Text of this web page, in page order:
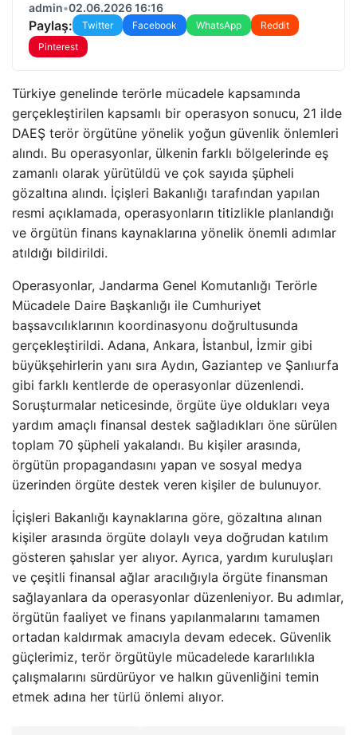
admin•02.06.2026 16:16
Paylaş: Twitter Facebook WhatsApp
Reddit
Pinterest
Türkiye genelinde terörle mücadele kapsamında
gerçekleştirilen kapsamlı bir operasyon sonucu, 21 ilde
DAEŞ terör örgütüne yönelik yoğun güvenlik önlemleri
alındı. Bu operasyonlar, ülkenin farklı bölgelerinde eş
zamanlı olarak yürütüldü ve çok sayıda şüpheli
gözaltına alındı. İçişleri Bakanlığı tarafından yapılan
resmi açıklamada, operasyonların titizlikle planlandığı
ve örgütün finans kaynaklarına yönelik önemli adımlar
atıldığı bildirildi.
Operasyonlar, Jandarma Genel Komutanlığı Terörle
Mücadele Daire Başkanlığı ile Cumhuriyet
başsavcılıklarının koordinasyonu doğrultusunda
gerçekleştirildi. Adana, Ankara, İstanbul, İzmir gibi
büyükşehirlerin yanı sıra Aydın, Gaziantep ve Şanlıurfa
gibi farklı kentlerde de operasyonlar düzenlendi.
Soruşturmalar neticesinde, örgüte üye oldukları veya
yardım amaçlı finansal destek sağladıkları öne sürülen
toplam 70 şüpheli yakalandı. Bu kişiler arasında,
örgütün propagandasını yapan ve sosyal medya
üzerinden örgüte destek veren kişiler de bulunuyor.
İçişleri Bakanlığı kaynaklarına göre, gözaltına alınan
kişiler arasında örgüte dolaylı veya doğrudan katılım
gösteren şahıslar yer alıyor. Ayrıca, yardım kuruluşları
ve çeşitli finansal ağlar aracılığıyla örgüte finansman
sağlayanlara da operasyonlar düzenleniyor. Bu adımlar,
örgütün faaliyet ve finans yapılanmalarını tamamen
ortadan kaldırmak amacıyla devam edecek. Güvenlik
güçlerimiz, terör örgütüyle mücadelede kararlılıkla
çalışmalarını sürdürüyor ve halkın güvenliğini temin
etmek adına her türlü önlemi alıyor.